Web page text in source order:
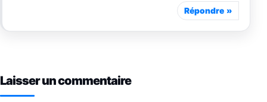
Répondre
Laisser un commentaire